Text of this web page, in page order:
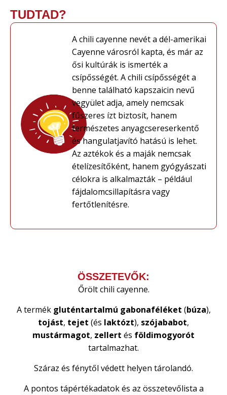
TUDTAD?
A chili cayenne nevét a dél-amerikai
Cayenne városról kapta, és már az
ősi kultúrák is ismerték a
csípősségét. A chili csípősségét a
benne található kapszaicin nevű
vegyület adja, amely nemcsak
fűszeres ízt biztosít, hanem
természetes anyagcsereserkentő
és hangulatjavító hatású is lehet.
Az aztékok és a maják nemcsak
ételízesítőként, hanem gyógyászati
célokra is alkalmazták – például
fájdalomcsillapításra vagy
fertőtlenítésre.
ÖSSZETEVŐK:
Őrölt chili cayenne.
A termék gluténtartalmú gabonaféléket (búza),
tojást, tejet (és laktózt), szójababot,
mustármagot, zellert és földimogyorót
tartalmazhat.
Száraz és fénytől védett helyen tárolandó.
A pontos tápértékadatok és az összetevőlista a